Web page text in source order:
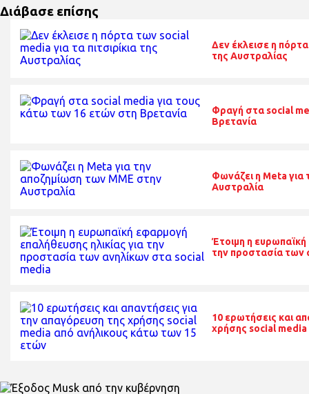
Διάβασε επίσης
Δεν έκλεισε η
της Αυστραλίας
Φραγή στα social
Βρετανία
Φωνάζει η Meta
Αυστραλία
Έτοιμη η ευρωπαϊκή
την προστασία των
10 ερωτήσεις και
χρήσης social